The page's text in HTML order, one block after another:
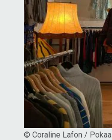
© Coraline Lafon / Pokaa